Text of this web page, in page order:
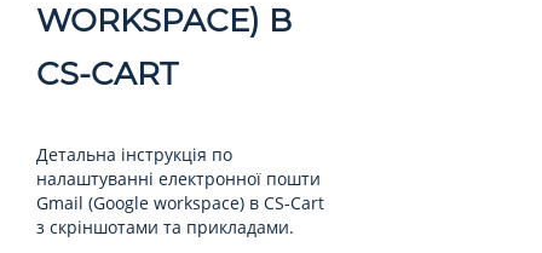
WORKSPACE) В
CS-CART
Детальна інструкція по
налаштуванні електронної пошти
Gmail (Google workspace) в CS-Cart
з скріншотами та прикладами.